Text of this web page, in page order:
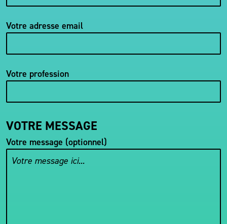
Votre adresse email
Votre profession
VOTRE MESSAGE
Votre message (optionnel)